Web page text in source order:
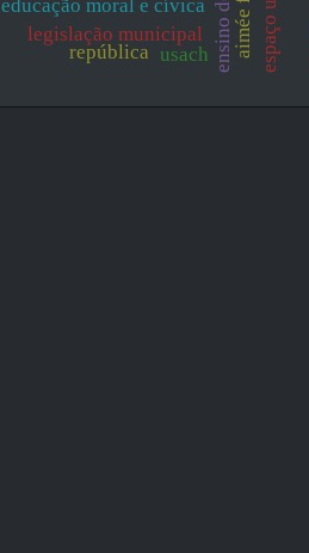
educação moral e cívica
legislação municipal
usach
república